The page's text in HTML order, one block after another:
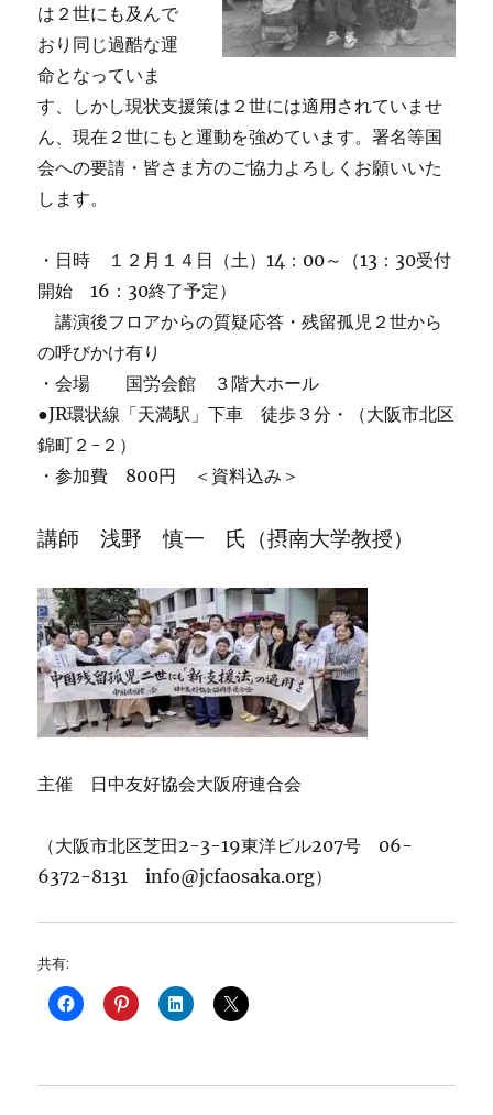
は２世にも及んで
おり同じ過酷な運
命となっていま
す、しかし現状支援策は２世には適用されていませ
ん、現在２世にもと運動を強めています。署名等国
会への要請・皆さま方のご協力よろしくお願いいた
します。
・日時 １２月１４日（土）14：00～（13：30受付
開始 16：30終了予定）
講演後フロアからの質疑応答・残留孤児２世から
の呼びかけ有り
・会場 国労会館 ３階大ホール
●JR環状線「天満駅」下車 徒歩３分・（大阪市北区
錦町２-２）
・参加費 800円 ＜資料込み＞
講師 浅野 慎一 氏（摂南大学教授）
主催 日中友好協会大阪府連合会
（大阪市北区芝田2-3-19東洋ビル207号 06-
6372-8131 info@jcfaosaka.org）
共有: